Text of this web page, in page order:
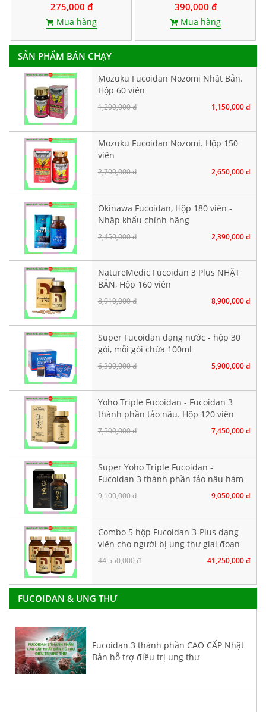
275,000 đ
Mua hàng
390,000 đ
Mua hàng
SẢN PHẨM BÁN CHẠY
Mozuku Fucoidan Nozomi Nhật Bản.
Hộp 60 viên
1,200,000 đ 1,150,000 đ
Mozuku Fucoidan Nozomi. Hộp 150
viên
2,700,000 đ 2,650,000 đ
Okinawa Fucoidan, Hộp 180 viên -
Nhập khẩu chính hãng
2,450,000 đ 2,390,000 đ
NatureMedic Fucoidan 3 Plus NHẬT
BẢN, Hộp 160 viên
8,910,000 đ 8,900,000 đ
Super Fucoidan dạng nước - hộp 30
gói, mỗi gói chứa 100ml
6,300,000 đ 5,900,000 đ
Yoho Triple Fucoidan - Fucoidan 3
thành phần tảo nâu. Hộp 120 viên
7,500,000 đ 7,450,000 đ
Super Yoho Triple Fucoidan -
Fucoidan 3 thành phần tảo nâu hàm
lượng CAO. Hộp 160 viên
9,100,000 đ 9,050,000 đ
Combo 5 hộp Fucoidan 3-Plus dạng
viên cho người bị ung thư giai đoạn
đầu
44,550,000 đ 41,250,000 đ
FUCOIDAN & UNG THƯ
Fucoidan 3 thành phần CAO CẤP Nhật
Bản hỗ trợ điều trị ung thư